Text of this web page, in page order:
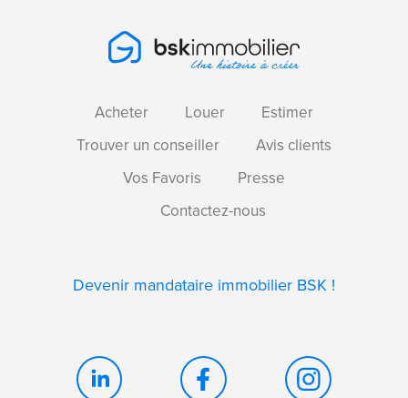
Acheter Louer
Estimer
Trouver un conseiller
Avis clients
Vos Favoris
Presse
Contactez-nous
Devenir mandataire immobilier BSK !